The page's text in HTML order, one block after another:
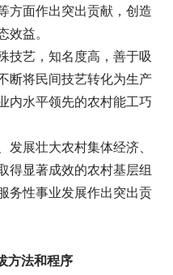
方面作出突出贡献，创造
益。
技艺，知名度高，善于吸
断将民间技艺转化为生产
内水平领先的农村能工巧
发展壮大农村集体经济、
得显著成效的农村基层组
务性事业发展作出突出贡
方法和程序